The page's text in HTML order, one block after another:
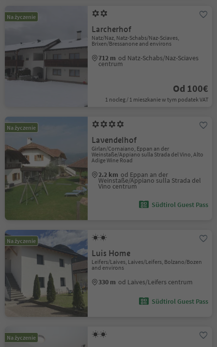
Na życzenie
Larcherhof
Natz/Naz, Natz-Schabs/Naz-Sciaves,
Brixen/Bressanone and environs
712 m od Natz-Schabs/Naz-Sciaves
centrum
Od 100€
1 nocleg / 1 mieszkanie w tym podatek VAT
Na życzenie
Lavendelhof
Girlan/Cornaiano, Eppan an der
Weinstaße/Appiano sulla Strada del Vino, Alto
Adige Wine Road
2.2 km od Eppan an der
Weinstaße/Appiano sulla Strada del
Vino centrum
Südtirol Guest Pass
Na życzenie
Luis Home
Leifers/Laives, Laives/Leifers, Bolzano/Bozen
and environs
330 m od Laives/Leifers centrum
Südtirol Guest Pass
Na życzenie